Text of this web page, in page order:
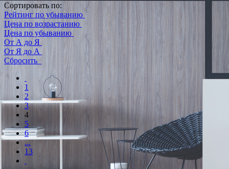
Сортировать по:
Рейтинг по убыванию
Цена по возрастанию
Цена по убыванию
От А до Я
От Я до А
Сбросить
1
2
3
4
5
6
...
13